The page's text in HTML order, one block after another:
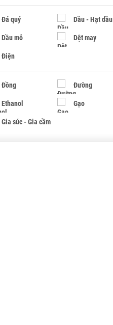
Đá quý Dầu - Hạt dầu
Dầu mỏ Dệt may
Điện
Đồng Đường
Ethanol Gạo
Gia súc - Gia cầm